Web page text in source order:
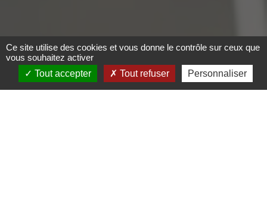
Ce site utilise des cookies et vous donne le contrôle sur ceux que
vous souhaitez activer
Tout accepter
Tout refuser Personnaliser